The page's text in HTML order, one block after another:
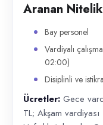
Aranan
Bay personel
Vardiyalı
02:00)
Disiplinli ve
Ücretler: Gece
TL; Akşam